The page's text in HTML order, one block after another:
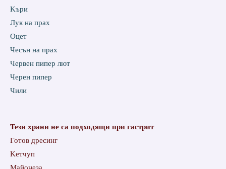
Kъри
Лук на прах
Oцет
Чесън на прах
Червен пипер лют
Черен пипер
Чили
Тези храни не са подходящи при гастрит
Готов дресинг
Kетчуп
Mайонеза